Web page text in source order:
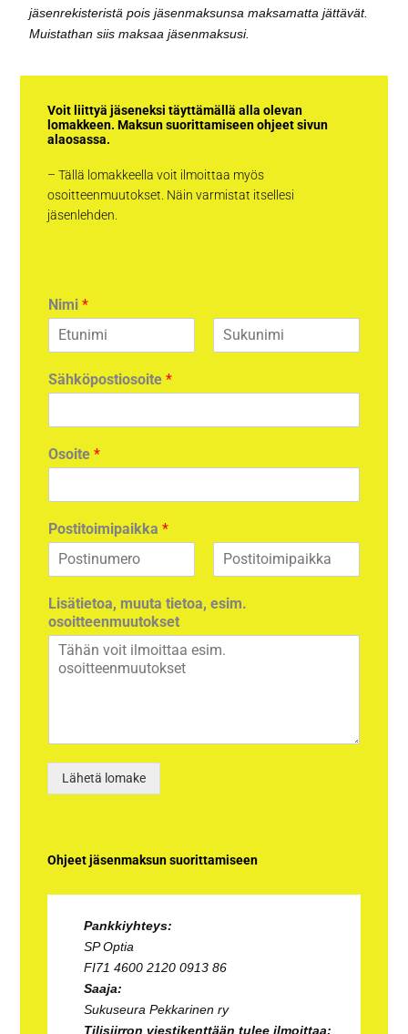
jäsenrekisteristä pois jäsenmaksunsa maksamatta jättävät.
Muistathan siis maksaa jäsenmaksusi.
Voit liittyä jäseneksi täyttämällä alla olevan
lomakkeen. Maksun suorittamiseen ohjeet sivun
alaosassa.
– Tällä lomakkeella voit ilmoittaa myös
osoitteenmuutokset. Näin varmistat itsellesi
jäsenlehden.
Nimi*
i
rSähköpostiosoite*
Osoite*
Postitoimipaikka*
i
r
s
t
s
Lisätietoa, muuta tietoa, esim.
osoitteenmuutokset
Lähetä lomake
Ohjeet jäsenmaksun suorittamiseen
Pankkiyhteys:
SP Optia
FI71 4600 2120 0913 86
Saaja:
Sukuseura Pekkarinen ry
Tilisiirron viestikenttään tulee ilmoittaa: